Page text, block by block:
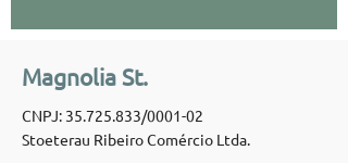
Magnolia St.
CNPJ: 35.725.833/0001-02
Stoeterau Ribeiro Comércio Ltda.